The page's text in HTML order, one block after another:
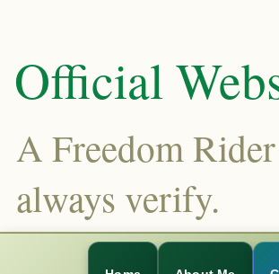
Official
A Freedom
always verify.